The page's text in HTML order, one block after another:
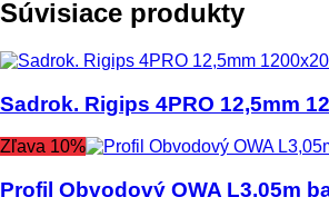
Súvisiace produkty
Sadrok. Rigips 4PRO 12,5mm
Zľava 10%
Profil Obvodový OWA L3,05m